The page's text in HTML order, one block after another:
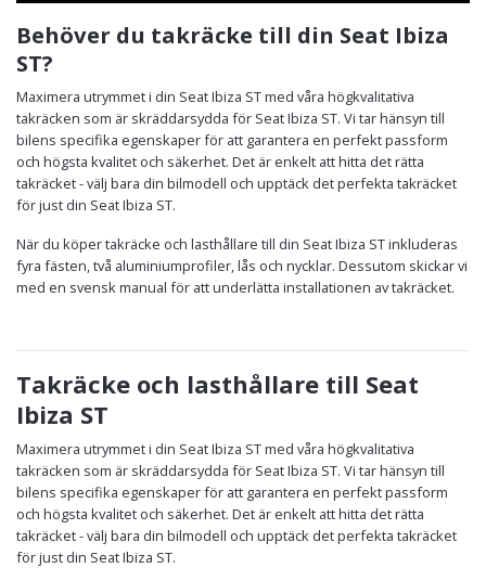
Behöver du takräcke till din Seat Ibiza
ST?
Maximera utrymmet i din Seat Ibiza ST med våra högkvalitativa
takräcken som är skräddarsydda för Seat Ibiza ST. Vi tar hänsyn till
bilens specifika egenskaper för att garantera en perfekt passform
och högsta kvalitet och säkerhet. Det är enkelt att hitta det rätta
takräcket - välj bara din bilmodell och upptäck det perfekta takräcket
för just din Seat Ibiza ST.
När du köper takräcke och lasthållare till din Seat Ibiza ST inkluderas
fyra fästen, två aluminiumprofiler, lås och nycklar. Dessutom skickar vi
med en svensk manual för att underlätta installationen av takräcket.
Takräcke och lasthållare till Seat
Ibiza ST
Maximera utrymmet i din Seat Ibiza ST med våra högkvalitativa
takräcken som är skräddarsydda för Seat Ibiza ST. Vi tar hänsyn till
bilens specifika egenskaper för att garantera en perfekt passform
och högsta kvalitet och säkerhet. Det är enkelt att hitta det rätta
takräcket - välj bara din bilmodell och upptäck det perfekta takräcket
för just din Seat Ibiza ST.